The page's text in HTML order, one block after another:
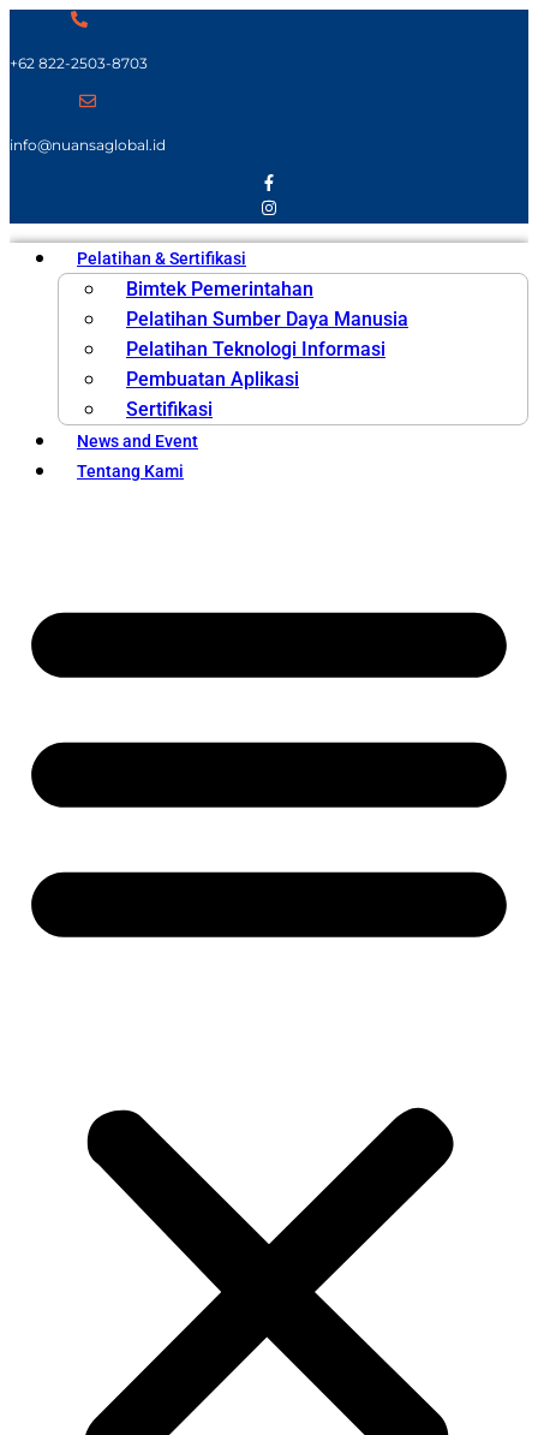
+62 822-2503-8703
info@nuansaglobal.id
Pelatihan & Sertifikasi
Bimtek Pemerintahan
Pelatihan Sumber Daya Manusia
Pelatihan Teknologi Informasi
Pembuatan Aplikasi
Sertifikasi
News and Event
Tentang Kami